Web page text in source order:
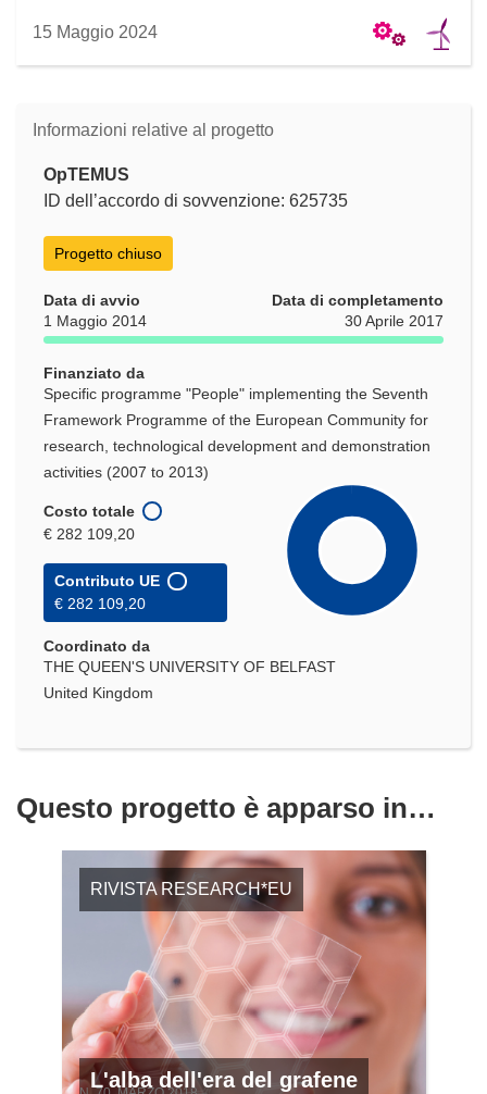
15 Maggio 2024
Informazioni relative al progetto
OpTEMUS
ID dell’accordo di sovvenzione: 625735
Progetto chiuso
Data di avvio
1 Maggio 2014
Data di completamento
30 Aprile 2017
Finanziato da
Specific programme "People" implementing the Seventh
Framework Programme of the European Community for
research, technological development and demonstration
activities (2007 to 2013)
Costo totale
€ 282 109,20
Contributo UE
€ 282 109,20
Coordinato da
THE QUEEN'S UNIVERSITY OF BELFAST
United Kingdom
Questo progetto è apparso in…
RIVISTA RESEARCH*EU
L'alba dell'era del grafene